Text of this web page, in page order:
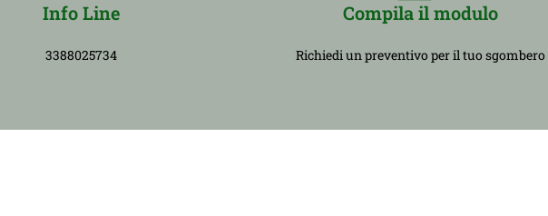
Info Line
3388025734
Compila il modulo
Richiedi un preventivo per il tuo sgombero